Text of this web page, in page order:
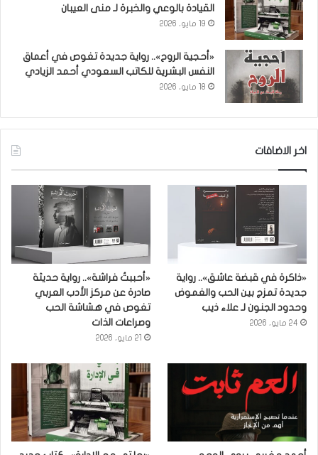
القيادة بالوعي والخبرة لـ منى العيبان
19 مايو، 2026
«أحجية الروح».. رواية جديدة تغوص في أعماق
النفس البشرية للكاتب السعودي أحمد الزيادي
18 مايو، 2026
اخر الاضافات
«ذاكرة في قبضة عاشق».. رواية
جديدة تمزج بين الحب والغموض
وحدود الجنون لـ علاء ذيب
24 مايو، 2026
«أحببتُ فراشة».. رواية حديثة
صادرة عن مركز الأدب العربي
تغوص في هشاشة الحب
وصراعات الذات
21 مايو، 2026